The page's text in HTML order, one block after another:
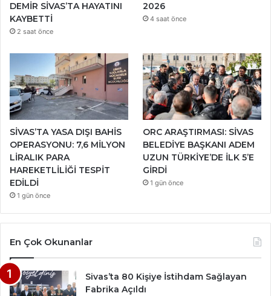
DEMİR SİVAS’TA HAYATINI
KAYBETTİ
2 saat önce
2026
4 saat önce
SİVAS’TA YASA DIŞI BAHİS
OPERASYONU: 7,6 MİLYON
LİRALIK PARA
HAREKETLİLİĞİ TESPİT
EDİLDİ
1 gün önce
ORC ARAŞTIRMASI: SİVAS
BELEDİYE BAŞKANI ADEM
UZUN TÜRKİYE’DE İLK 5’E
GİRDİ
1 gün önce
En Çok Okunanlar
Sivas’ta 80 Kişiye İstihdam Sağlayan
Fabrika Açıldı